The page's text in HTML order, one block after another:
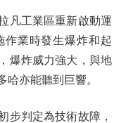
工業區重新啟動運
作業時發生爆炸和起
爆炸威力強大，與地
哈亦能聽到巨響。
判定為技術故障，